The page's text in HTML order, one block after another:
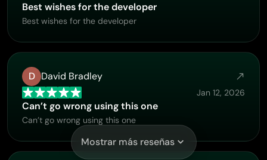
Best wishes for the developer
Best wishes for the developer
D David Bradley
Jan 12, 2026
Can’t go wrong using this one
Can’t go wrong using this one
Mostrar más reseñas